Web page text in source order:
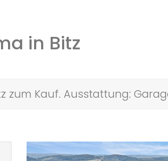
in Bitz
zum Kauf. Ausstattung: